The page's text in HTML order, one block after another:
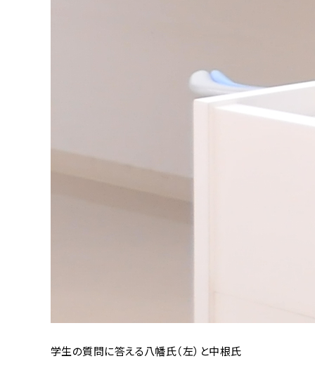
学生の質問に答える八幡氏（左）と中根氏